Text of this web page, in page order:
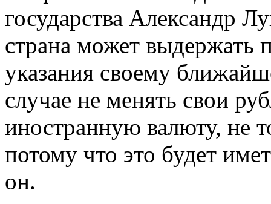
государства Александр
страна может выдержать
указания своему
случае не менять свои
иностранную валюту, не
потому что это будет
он.